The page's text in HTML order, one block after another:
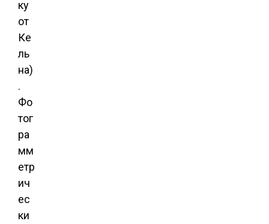
ку
от
Ке
ль
на)
.
Фо
тог
ра
мм
етр
ич
ес
ки